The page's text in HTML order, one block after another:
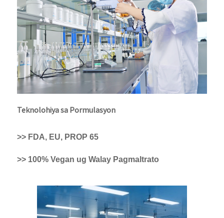
Teknolohiya sa Pormulasyon
>> FDA, EU, PROP 65
>> 100% Vegan ug Walay Pagmaltrato